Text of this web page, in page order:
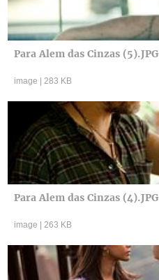
Para Alem das Cinzas (5).JPG
image 283 KB
Para Alem das Cinzas (4).JPG
image 263 KB